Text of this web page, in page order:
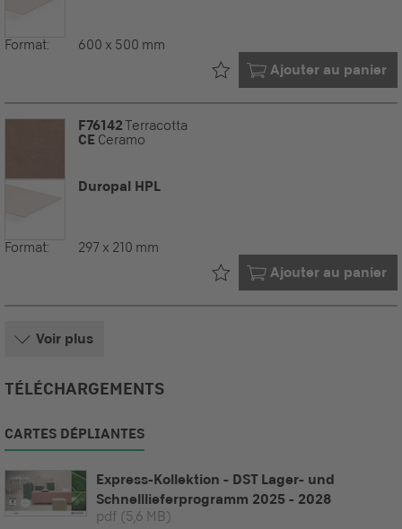
Format: 600 x 500 mm
Ajouter au panier
Déjà dans votre
F76142Terracotta
CE Ceramo
Duropal HPL
Format: 297 x 210 mm
Ajouter au panier
Déjà dans votre
Voir plus
TÉLÉCHARGEMENTS
CARTES DÉPLIANTES
Express-Kollektion - DST Lager- und
Schnelllieferprogramm 2025 - 2028
pdf (5,6 MB)